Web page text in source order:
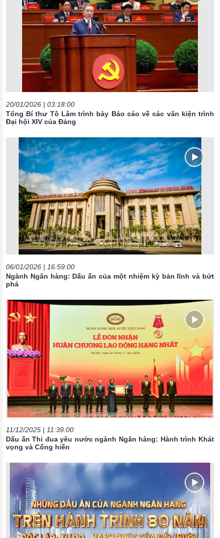
20/01/2026 | 03:18:00
Tổng Bí thư Tô Lâm trình bày Báo cáo về các văn kiện trình
Đại hội XIV của Đảng
06/01/2026 | 16:59:00
Ngành Ngân hàng: Dấu ấn của một nhiệm kỳ bản lĩnh và bứt
phá
11/12/2025 | 11:39:00
Dấu ấn Thi đua yêu nước ngành Ngân hàng: Hành trình Khát
vọng và Cống hiến